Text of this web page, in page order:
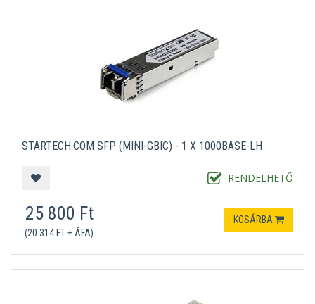
STARTECH.COM SFP (MINI-GBIC) - 1 X 1000BASE-LH
RENDELHETŐ
25 800 Ft
(20 314 FT + ÁFA)
KOSÁRBA